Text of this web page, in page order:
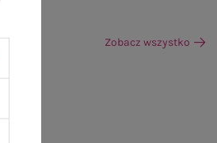
Zobacz wszystko